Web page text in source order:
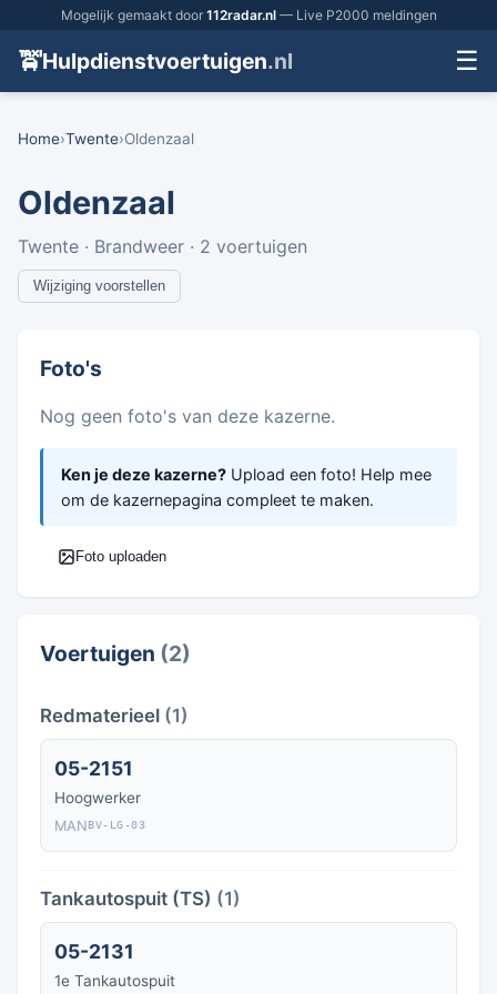
Mogelijk gemaakt door 112radar.nl— Live P2000 meldingen
🚖Hulpdienstvoertuigen.nl ☰
Home›Twente›Oldenzaal
Oldenzaal
Twente · Brandweer · 2 voertuigen
Wijziging voorstellen
Foto's
Nog geen foto's van deze kazerne.
Ken je deze kazerne? Upload een foto! Help mee
om de kazernepagina compleet te maken.
Foto uploaden
Voertuigen (2)
Redmaterieel (1)
05-2151
Hoogwerker
MANBV-LG-03
Tankautospuit (TS) (1)
05-2131
1e Tankautospuit